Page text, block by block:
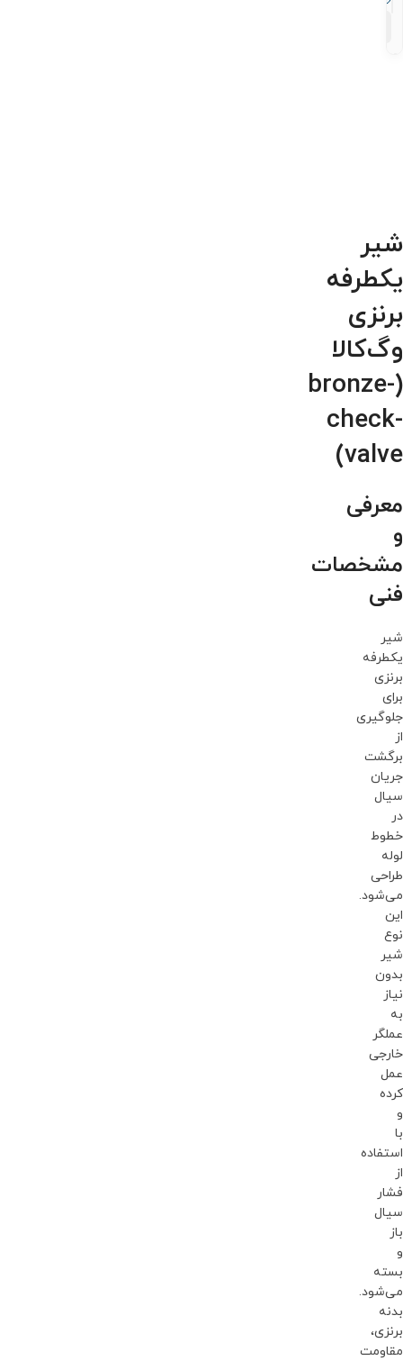
شیر
یکطرفه
برنزی
وگ‌کالا
(bronze-
check-
valve)
معرفی
و
مشخصات
فنی
شیر
یکطرفه
برنزی
برای
جلوگیری
از
برگشت
جریان
سیال
در
خطوط
لوله
طراحی
می‌شود.
این
نوع
شیر
بدون
نیاز
به
عملگر
خارجی
عمل
کرده
و
با
استفاده
از
فشار
سیال
باز
و
بسته
می‌شود.
بدنه
برنزی،
مقاومت